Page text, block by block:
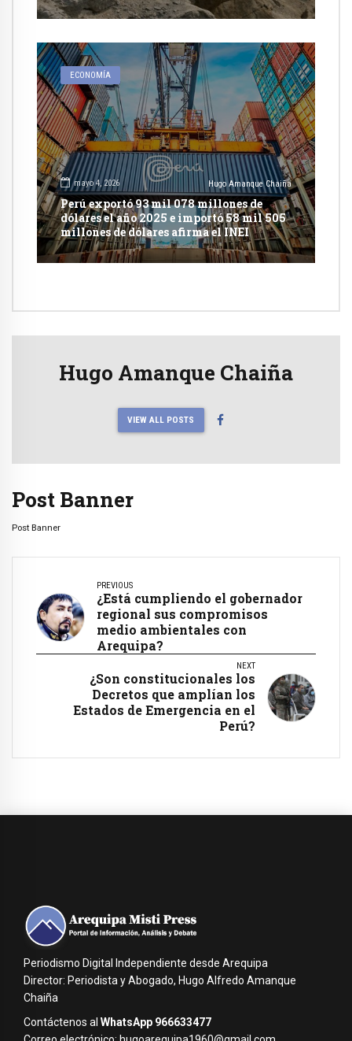
ECONOMÍA
mayo 4, 2026 Hugo Amanque Chaiña
Perú exportó 93 mil 078 millones de
dólares el año 2025 e importó 58 mil 505
millones de dólares afirma el INEI
Hugo Amanque Chaiña
VIEW ALL POSTS
Post Banner
Post Banner
PREVIOUS
¿Está cumpliendo el gobernador
regional sus compromisos
medio ambientales con
Arequipa?
NEXT
¿Son constitucionales los
Decretos que amplían los
Estados de Emergencia en el
Perú?
Periodismo Digital Independiente desde Arequipa
Director: Periodista y Abogado, Hugo Alfredo Amanque
Chaiña
Contáctenos al WhatsApp 966633477